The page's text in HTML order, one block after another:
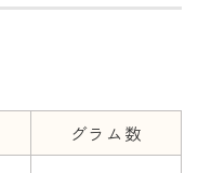
グラム数